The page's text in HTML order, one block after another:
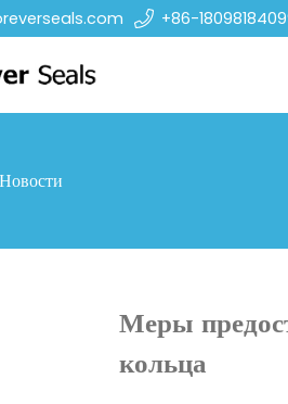
+86-
Новости
Меры
кольца